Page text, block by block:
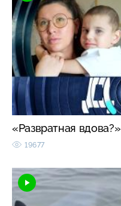
«Развратная вдова?»
19677